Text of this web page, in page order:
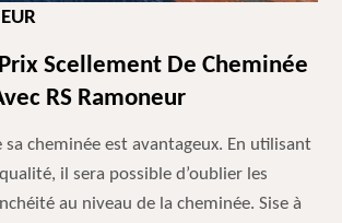
Scellement De Cheminée
RS Ramoneur
sa cheminée est avantageux. En utilisant
il sera possible d’oublier les
au niveau de la cheminée. Sise à